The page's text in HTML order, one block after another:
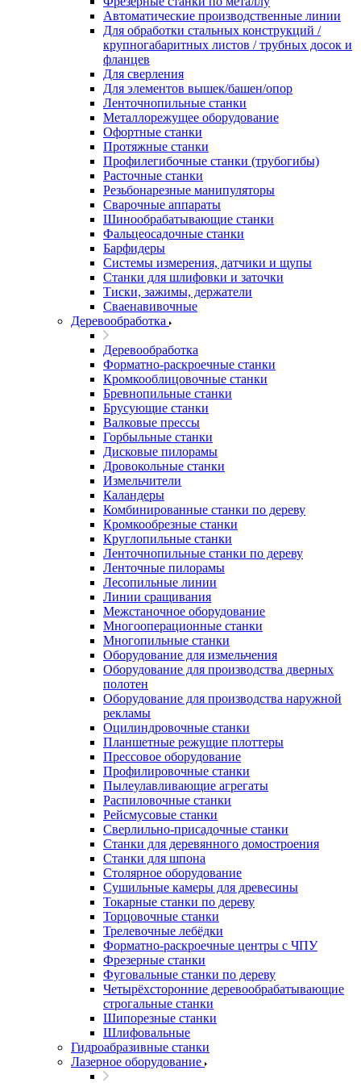
Автоматические производственные линии
Для обработки стальных конструкций /
крупногабаритных листов / трубных досок и
фланцев
Для сверления
Для элементов вышек/башен/опор
Ленточнопильные станки
Металлорежущее оборудование
Офортные станки
Протяжные станки
Профилегибочные станки (трубогибы)
Расточные станки
Резьбонарезные манипуляторы
Сварочные аппараты
Шинообрабатывающие станки
Фальцеосадочные станки
Барфидеры
Системы измерения, датчики и щупы
Станки для шлифовки и заточки
Тиски, зажимы, держатели
Cваенавивочные
Деревообработка
Деревообработка
Форматно-раскроечные станки
Кромкооблицовочные станки
Бревнопильные станки
Брусующие станки
Валковые прессы
Горбыльные станки
Дисковые пилорамы
Дровокольные станки
Измельчители
Каландеры
Комбинированные станки по дереву
Кромкообрезные станки
Круглопильные станки
Ленточнопильные станки по дереву
Ленточные пилорамы
Лесопильные линии
Линии сращивания
Межстаночное оборудование
Многооперационные станки
Многопильные станки
Оборудование для измельчения
Оборудование для производства дверных
полотен
Оборудование для производства наружной
рекламы
Оцилиндровочные станки
Планшетные режущие плоттеры
Прессовое оборудование
Профилировочные станки
Пылеулавливающие агрегаты
Распиловочные станки
Рейсмусовые станки
Сверлильно-присадочные станки
Станки для деревянного домостроения
Станки для шпона
Столярное оборудование
Сушильные камеры для древесины
Токарные станки по дереву
Торцовочные станки
Трелевочные лебёдки
Форматно-раскроечные центры с ЧПУ
Фрезерные станки
Фуговальные станки по дереву
Четырёхсторонние деревообрабатывающие
строгальные станки
Шипорезные станки
Шлифовальные
Гидроабразивные станки
Лазерное оборудование